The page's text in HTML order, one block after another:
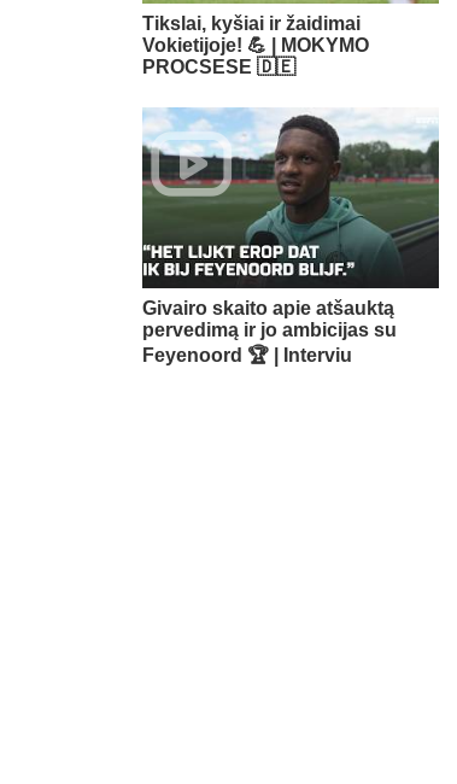
Tikslai, kyšiai ir žaidimai
Vokietijoje! 💪 | MOKYMO
PROCSESE 🇩🇪
Givairo skaito apie atšauktą
pervedimą ir jo ambicijas su
Feyenoord 🏆 | Interviu